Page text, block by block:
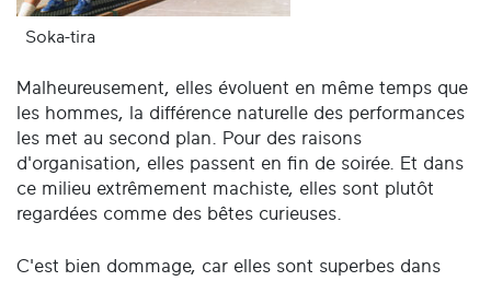
Soka-tira
Malheureusement, elles évoluent en même temps que
les hommes, la différence naturelle des performances
les met au second plan. Pour des raisons
d'organisation, elles passent en fin de soirée. Et dans
ce milieu extrêmement machiste, elles sont plutôt
regardées comme des bêtes curieuses.
C'est bien dommage, car elles sont superbes dans